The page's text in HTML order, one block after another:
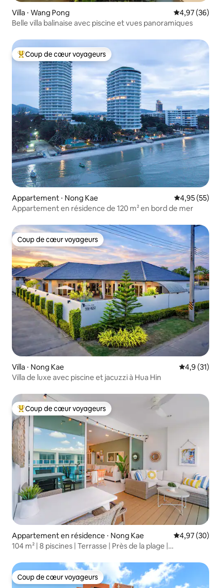
Villa ⋅ Wang Pong Évaluation
4,97 (36)
Belle villa balinaise avec piscine et vues panoramiques
Coups de cœur voyageurs les plus appréciés
Coup de cœur voyageurs
Appartement ⋅ Nong Kae Évaluation
4,95 (55)
Appartement en résidence de 120 m² en bord de mer
Coup de cœur voyageurs
Coup de cœur voyageurs
Villa ⋅ Nong Kae Évaluation
4,9 (31)
Villa de luxe avec piscine et jacuzzi à Hua Hin
Coups de cœur voyageurs les plus appréciés
Coup de cœur voyageurs
Appartement en résidence ⋅ Nong Kae Évaluation
4,97 (30)
104 m² | 8 piscines | Terrasse | Près de la plage |
Coup de cœur voyageurs
Coup de cœur voyageurs